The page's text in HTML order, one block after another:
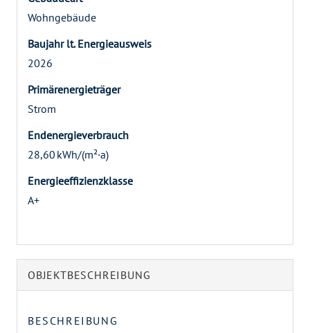
Wohngebäude
Baujahr lt. Energieausweis
2026
Primärenergieträger
Strom
Endenergie­verbrauch
28,60 kWh/(m²·a)
Energie­effizienz­klasse
A+
OBJEKT­BESCHREIBUNG
BESCHREIBUNG